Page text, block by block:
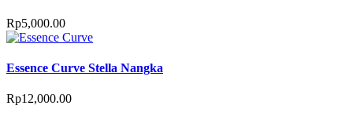
Rp5,000.00
Essence Curve Stella Nangka
Rp12,000.00